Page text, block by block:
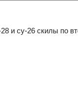
и су-26 скилы по